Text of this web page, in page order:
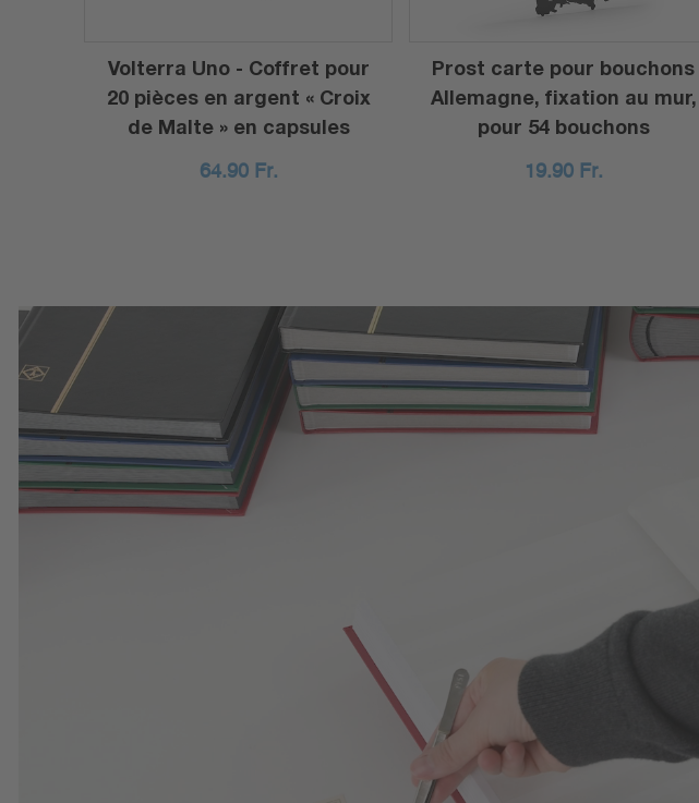
Volterra Uno - Coffret pour
20 pièces en argent « Croix
de Malte » en capsules
64.90 Fr.
Prost carte pour bouchons
Allemagne, fixation au mur,
pour 54 bouchons
19.90 Fr.